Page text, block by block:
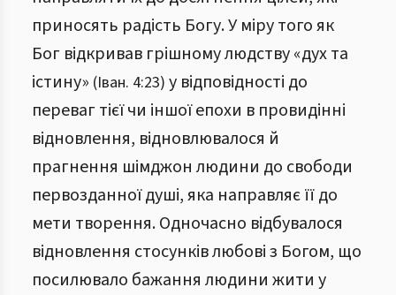
приносять радість Богу. У міру того як
Бог відкривав грішному людству «дух та
істину» (Іван. 4:23) у відповідності до
переваг тієї чи іншої епохи в провидінні
відновлення, відновлювалося й
прагнення шімджон людини до свободи
первозданної душі, яка направляє її до
мети творення. Одночасно відбувалося
відновлення стосунків любові з Богом, що
посилювало бажання людини жити у